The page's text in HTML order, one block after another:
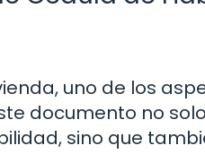
uno de los
documento no
sino que